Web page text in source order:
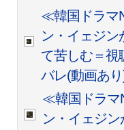
≪韓国ドラマ
ン・イェジン
て苦しむ＝視
バレ(動画あ
≪韓国ドラマ
ン・イェジ